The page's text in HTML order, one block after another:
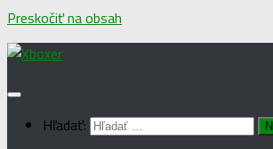
Preskočiť na obsah
Hľadať: